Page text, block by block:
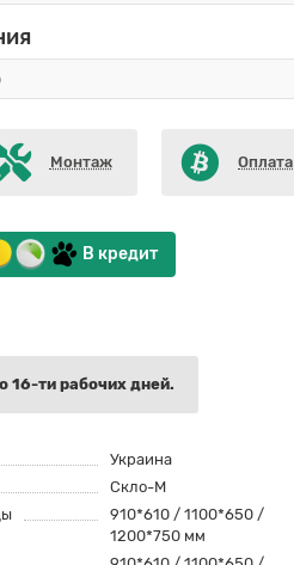
Монтаж Оплата
В кредит
16-ти рабочих дней.
Украина
Скло-М
910*610 / 1100*650 /
1200*750 мм